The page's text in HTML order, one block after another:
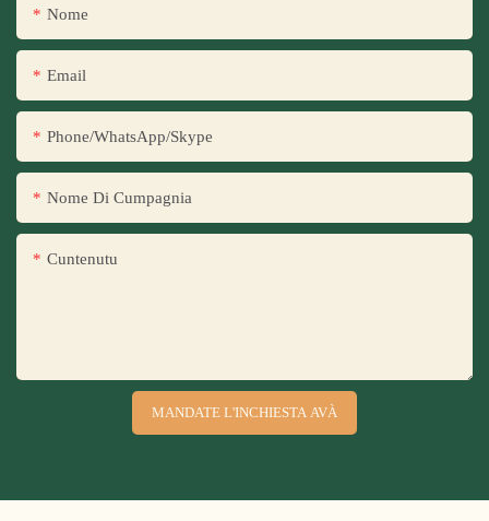
Nome
Email
Phone/WhatsApp/Skype
Nome Di Cumpagnia
Cuntenutu
MANDATE L'INCHIESTA AVÀ